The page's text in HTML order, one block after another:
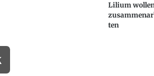
Lilium
ten